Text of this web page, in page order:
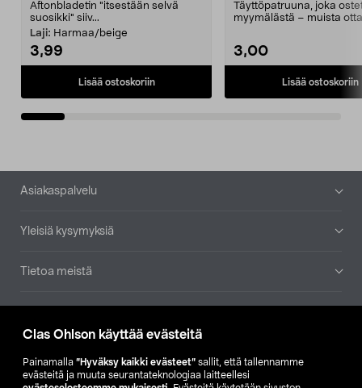
Clas Ohlson käyttää evästeitä
Painamalla ”Hyväksy kaikki evästeet” sallit, että tallennamme
evästeitä ja muuta seurantateknologiaa laitteellesi
Aftonbladetin "itsestään selvä
suosikki" siiv...
Laji: Harmaa/beige
3,99
Lisää ostoskoriin
Täyttöpatruuna, joka
myymälästä – muista
3,00
Lisää ostoskoriin
Alatunniste
Asiakaspalvelu
Yleisiä kysymyksiä
Tietoa meistä